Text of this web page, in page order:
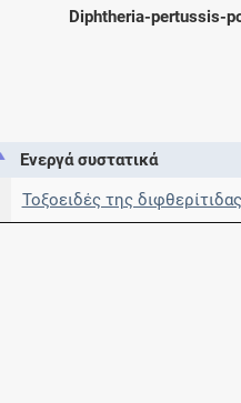
πορείας του
Diphtheria-pertussis-
Ενεργά συστατικά
Τοξοειδές της διφθερίτιδας